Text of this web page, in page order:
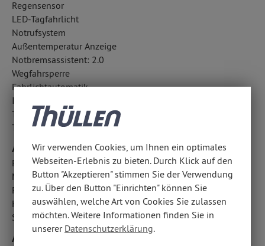
Regensensor
LED-Tagfahrlicht
Notrufsystem
Außentemperatur Anzeige
Notbremsassistent: 2.0
Wegfahrsperre
Fahrlichtautomatik
ISOFIX Kindersitzbefestigung
Totwinkel-Assistent
Traktionskontrolle
Airbags
Fahrer- /Beifahrerairbag
Mittelairbag
Fondairbags
Kopfairbag vorn und hinten
Seitenairbag vorn
Audio & Kommunikation
Wir verwenden Cookies, um Ihnen ein optimales
Webseiten-Erlebnis zu bieten. Durch Klick auf den
Button "Akzeptieren" stimmen Sie der Verwendung
zu. Über den Button "Einrichten" können Sie
auswählen, welche Art von Cookies Sie zulassen
möchten. Weitere Informationen finden Sie in
unserer Datenschutzerklärung.